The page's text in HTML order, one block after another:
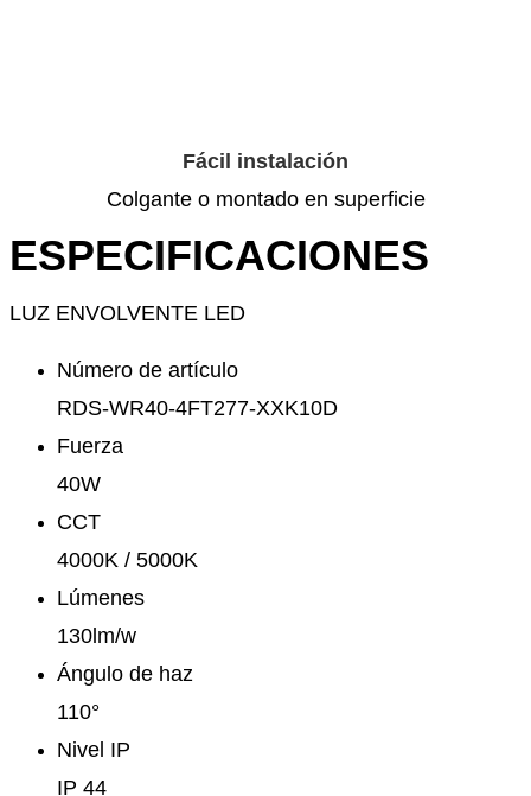
Fácil instalación
Colgante o montado en superficie
ESPECIFICACIONES
LUZ ENVOLVENTE LED
Número de artículo
RDS-WR40-4FT277-XXK10D
Fuerza
40W
CCT
4000K / 5000K
Lúmenes
130lm/w
Ángulo de haz
110°
Nivel IP
IP 44